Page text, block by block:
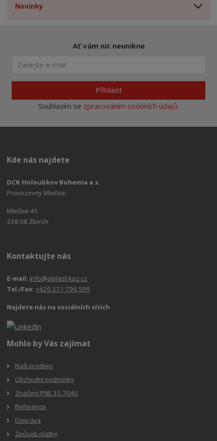
Novinky
Ať vám nic neunikne
Přihlásit
Souhlasím se zpracováním osobních údajů.
Kde nás najdete
DCK Holoubkov Bohemia a.s.
Provozovny Mlečice:
Mlečice 45
338 08 Zbiroh
Kontaktujte nás
E-mail: info@elplast-kpz.cz
Tel./Fax:+420 371 796 599
Najdete nás na sociálních sítích
Mohlo by Vás zajímat
Naši prodejci
Obchodní podmínky
Značení PNE 35 7040
Reference
Doprava
Způsob platby